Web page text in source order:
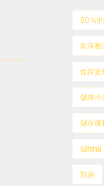
80％
乾淨整
住得更
儲存小
儲存服
儲物箱
劏房